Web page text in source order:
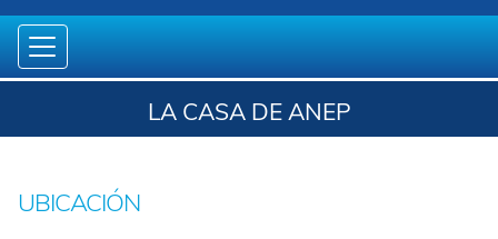
LA CASA DE ANEP
UBICACIÓN